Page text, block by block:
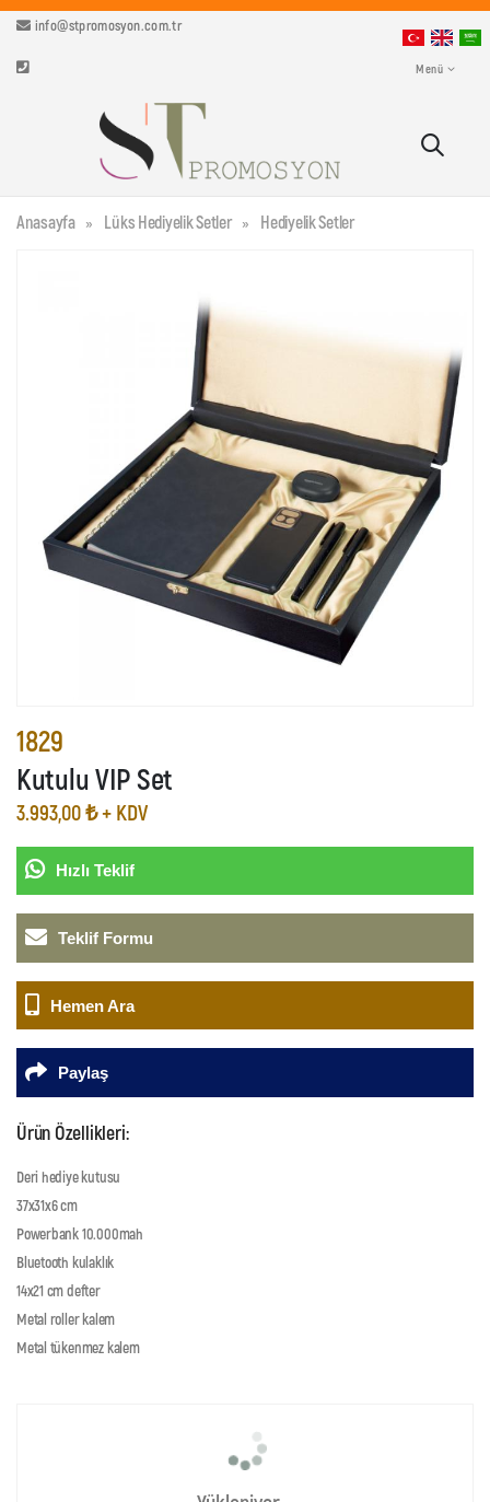
info@stpromosyon.com.tr
Menü
Anasayfa Lüks Hediyelik Setler Hediyelik Setler
1829
Kutulu VIP Set
3.993,00 ₺ + KDV
Hızlı Teklif
Teklif Formu
Hemen Ara
Paylaş
Ürün Özellikleri:
Deri hediye kutusu
37x31x6 cm
Powerbank 10.000mah
Bluetooth kulaklık
14x21 cm defter
Metal roller kalem
Metal tükenmez kalem